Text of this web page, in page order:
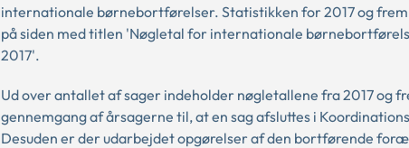
internationale børnebortførelser. Statistikken for 2017 og
på siden med titlen 'Nøgletal for internationale
2017'.
Ud over antallet af sager indeholder nøgletallene fra 2017 og
gennemgang af årsagerne til, at en sag afsluttes i
Desuden er der udarbejdet opgørelser af den bortførende